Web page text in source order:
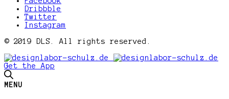
Dribbble
Twitter
Instagram
© 2019 DLS. All rights reserved.
Get the App
MENU